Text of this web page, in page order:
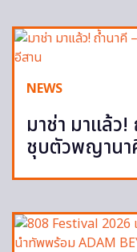
NEWS
มาช่า มาแล้ว
ชุบตัวพญานา